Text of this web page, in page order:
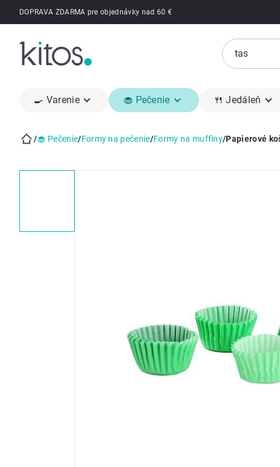
PrejsťDOPRAVA ZDARMA pre objednávky nad 60 €
🍳 Varenie 🧁 Pečenie 🍴 Jedáleň
/🧁 Pečenie/Formy na pečenie/Formy na muffiny/Papierové